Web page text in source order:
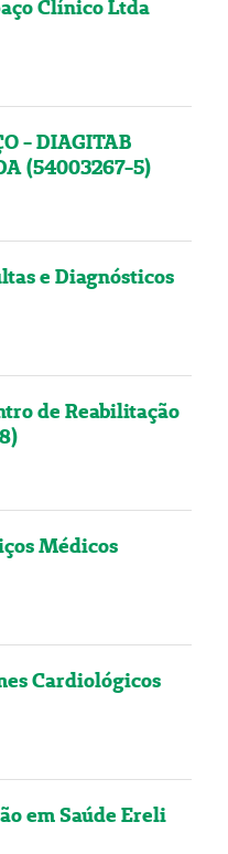
Clínico Ltda
- DIAGITAB
(54003267-5)
e Diagnósticos
de Reabilitação
Médicos
Cardiológicos
em Saúde Ereli